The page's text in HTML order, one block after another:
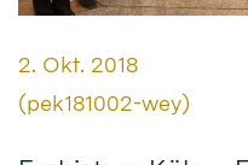
Datum:
2. Okt. 2018
Von:
(pek181002-wey)